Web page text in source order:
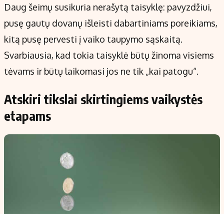
Daug šeimų susikuria nerašytą taisyklę: pavyzdžiui,
pusę gautų dovanų išleisti dabartiniams poreikiams,
kitą pusę pervesti į vaiko taupymo sąskaitą.
Svarbiausia, kad tokia taisyklė būtų žinoma visiems
tėvams ir būtų laikomasi jos ne tik „kai patogu“.
Atskiri tikslai skirtingiems vaikystės
etapams